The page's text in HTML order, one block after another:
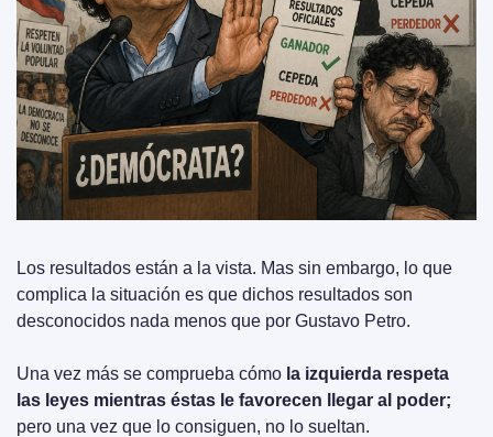
Los resultados están a la vista. Mas sin embargo, lo que
complica la situación es que dichos resultados son
desconocidos nada menos que por Gustavo Petro.
Una vez más se comprueba cómo la izquierda respeta
las leyes mientras éstas le favorecen llegar al poder;
pero una vez que lo consiguen, no lo sueltan.